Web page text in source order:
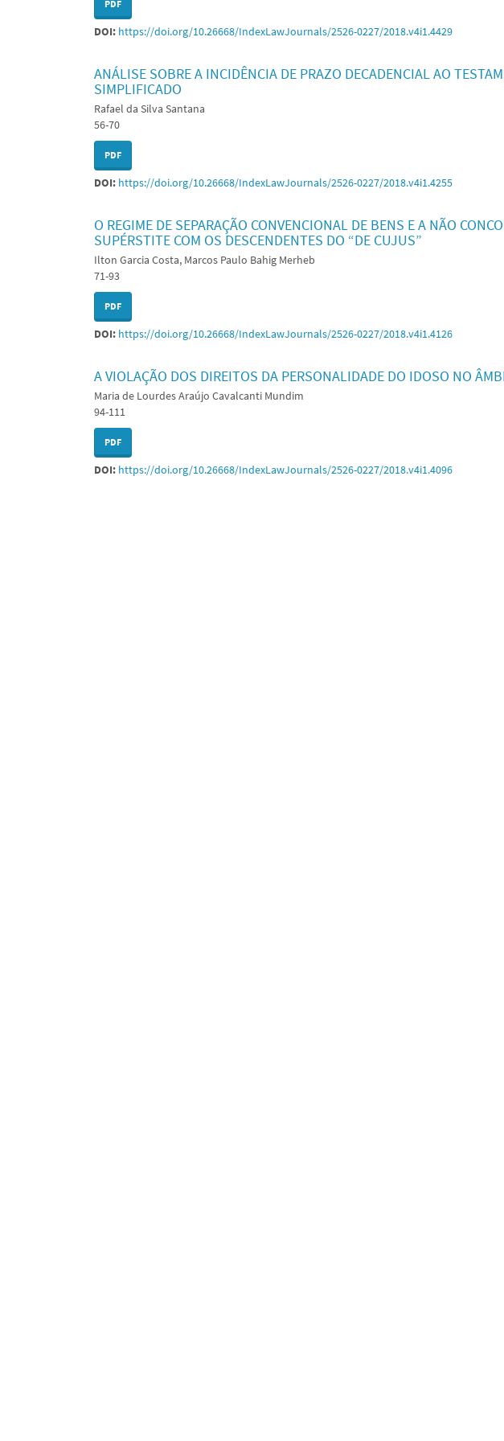
PDF
DOI: https://doi.org/10.26668/IndexLawJournals/2526-0227/2018.v4i1.4429
ANÁLISE SOBRE A INCIDÊNCIA DE PRAZO DECADENCIAL AO
SIMPLIFICADO
Rafael da Silva Santana
56-70
PDF
DOI: https://doi.org/10.26668/IndexLawJournals/2526-0227/2018.v4i1.4255
O REGIME DE SEPARAÇÃO CONVENCIONAL DE BENS E A NÃO
SUPÉRSTITE COM OS DESCENDENTES DO “DE CUJUS”
Ilton Garcia Costa, Marcos Paulo Bahig Merheb
71-93
PDF
DOI: https://doi.org/10.26668/IndexLawJournals/2526-0227/2018.v4i1.4126
A VIOLAÇÃO DOS DIREITOS DA PERSONALIDADE DO IDOSO NO
Maria de Lourdes Araújo Cavalcanti Mundim
94-111
PDF
DOI: https://doi.org/10.26668/IndexLawJournals/2526-0227/2018.v4i1.4096